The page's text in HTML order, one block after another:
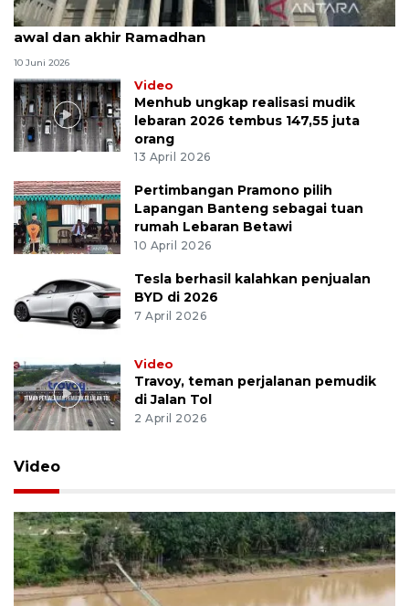
MK uji materi UU Peradilan Agama perihal isbat
awal dan akhir Ramadhan
10 Juni 2026
Video
Menhub ungkap realisasi mudik
lebaran 2026 tembus 147,55 juta
orang
13 April 2026
Pertimbangan Pramono pilih
Lapangan Banteng sebagai tuan
rumah Lebaran Betawi
10 April 2026
Tesla berhasil kalahkan penjualan
BYD di 2026
7 April 2026
Video
Travoy, teman perjalanan pemudik
di Jalan Tol
2 April 2026
Video